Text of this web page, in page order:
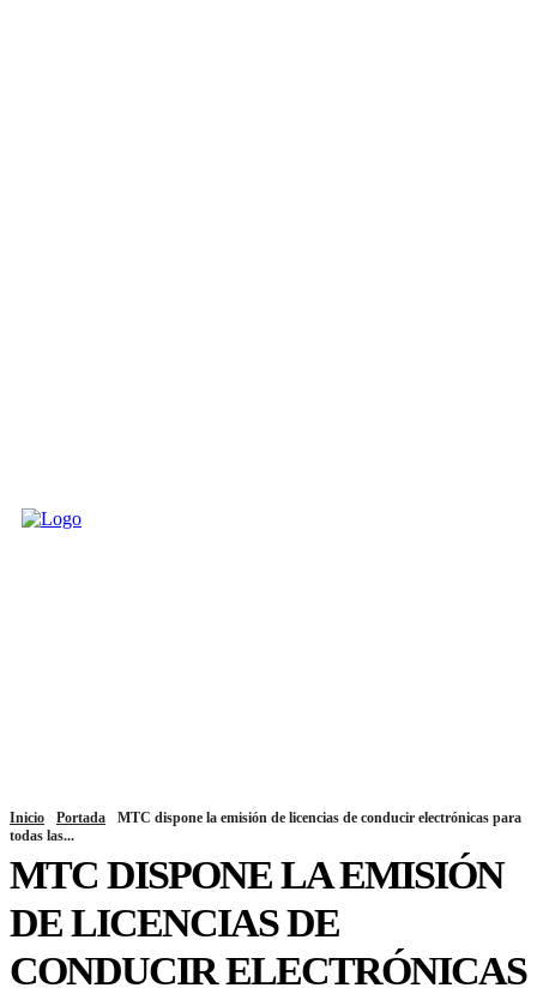
Inicio Portada
MTC dispone la emisión de licencias de conducir electrónicas para
todas las...
MTC DISPONE LA EMISIÓN
DE LICENCIAS DE
CONDUCIR ELECTRÓNICAS